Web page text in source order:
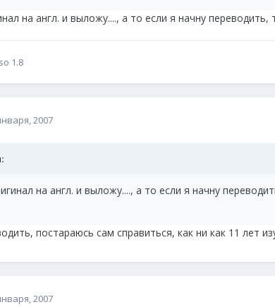
на англ. и выложу...., а то если я начну переводить,
1.8
2007
на англ. и выложу...., а то если я начну
постараюсь сам справиться, как ни как 11 лет
2007